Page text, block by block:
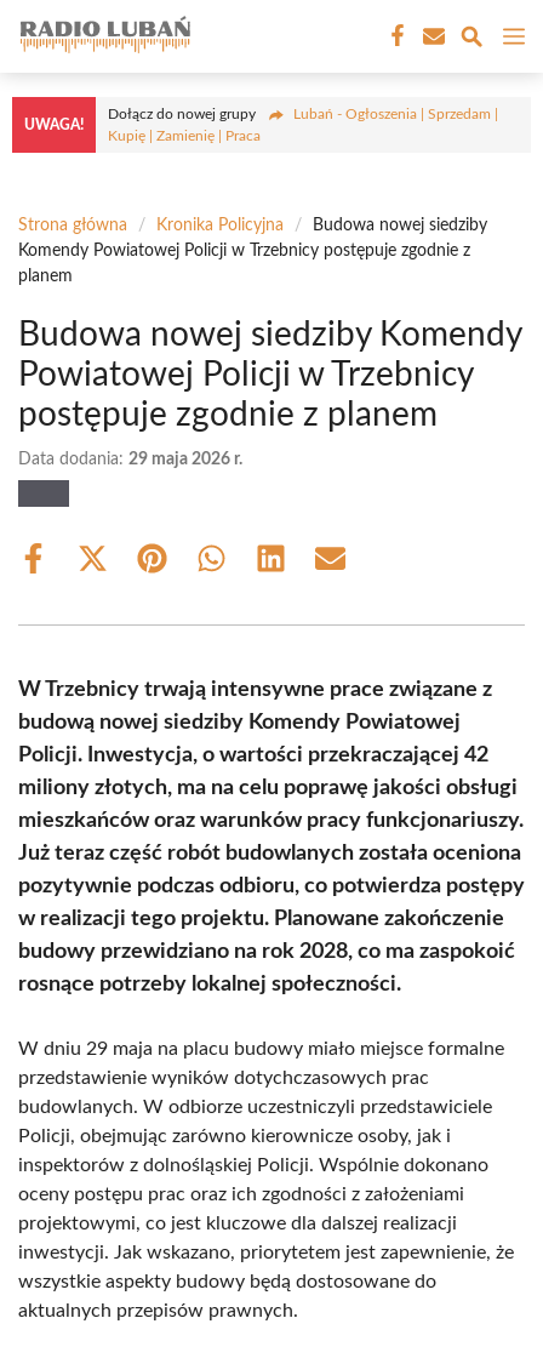
treści
UWAGA!
Dołącz do nowej grupy
Lubań - Ogłoszenia | Sprzedam |
Kupię | Zamienię | Praca
Strona główna / Kronika Policyjna /
Budowa nowej siedziby
Komendy Powiatowej Policji w Trzebnicy postępuje zgodnie z
planem
Budowa nowej siedziby Komendy
Powiatowej Policji w Trzebnicy
postępuje zgodnie z planem
Data dodania: 29 maja 2026 r.
Share
Share
(Twitter)
Share Share Share Share
W Trzebnicy trwają intensywne prace związane z
budową nowej siedziby Komendy Powiatowej
Policji. Inwestycja, o wartości przekraczającej 42
miliony złotych, ma na celu poprawę jakości obsługi
mieszkańców oraz warunków pracy funkcjonariuszy.
Już teraz część robót budowlanych została oceniona
pozytywnie podczas odbioru, co potwierdza postępy
w realizacji tego projektu. Planowane zakończenie
budowy przewidziano na rok 2028, co ma zaspokoić
rosnące potrzeby lokalnej społeczności.
W dniu 29 maja na placu budowy miało miejsce formalne
przedstawienie wyników dotychczasowych prac
budowlanych. W odbiorze uczestniczyli przedstawiciele
Policji, obejmując zarówno kierownicze osoby, jak i
inspektorów z dolnośląskiej Policji. Wspólnie dokonano
oceny postępu prac oraz ich zgodności z założeniami
projektowymi, co jest kluczowe dla dalszej realizacji
inwestycji. Jak wskazano, priorytetem jest zapewnienie, że
wszystkie aspekty budowy będą dostosowane do
aktualnych przepisów prawnych.